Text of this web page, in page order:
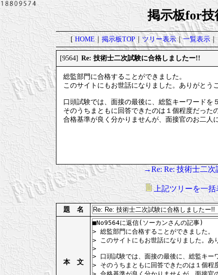
掲示板for技
[HOME｜掲示板TOP｜ツリー表示｜一覧表示｜
[9564] Re: 技術士二次試験に合格しましたー!!
総監部門に合格することができました。
このサイトにもお世話になりました。ありがとう
口頭試験では、面接の最後に、総監キーワードを
そのうちまともに回答できたのは１個程度だった
合格基準が良く分かりませんが、面接官のお二人
→Re: Re: 技術士二
上記ツリーを一括
題 名
本 文